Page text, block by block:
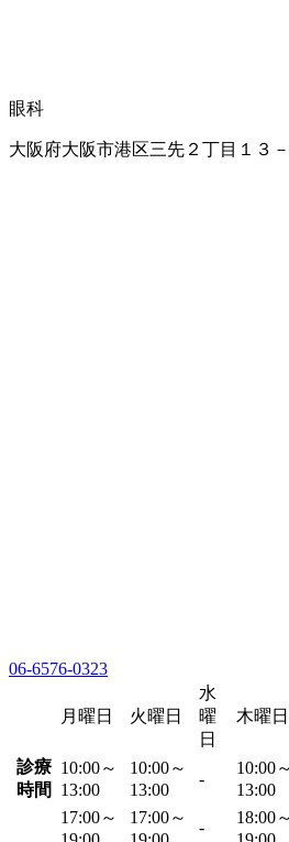
眼科
大阪府大阪市港区三先２丁目１３
06-6576-0323
月曜日 火曜日
水
曜
日
木曜日
診療
時間
10:00～
13:00
10:00～
13:00
-
10:00～
13:00
17:00～
17:00～
-
18:00～